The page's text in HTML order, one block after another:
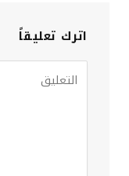
اترك تعليقاً